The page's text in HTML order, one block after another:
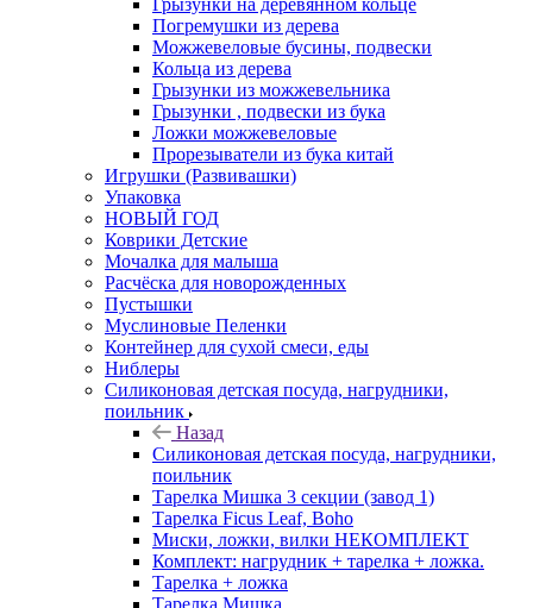
Грызунки на деревянном кольце
Погремушки из дерева
Можжевеловые бусины, подвески
Кольца из дерева
Грызунки из можжевельника
Грызунки , подвески из бука
Ложки можжевеловые
Прорезыватели из бука китай
Игрушки (Развивашки)
Упаковка
НОВЫЙ ГОД
Коврики Детские
Мочалка для малыша
Расчёска для новорожденных
Пустышки
Муслиновые Пеленки
Контейнер для сухой смеси, еды
Ниблеры
Силиконовая детская посуда, нагрудники,
поильник
Назад
Силиконовая детская посуда, нагрудники,
поильник
Тарелка Мишка 3 секции (завод 1)
Тарелка Ficus Leaf, Boho
Миски, ложки, вилки НЕКОМПЛЕКТ
Комплект: нагрудник + тарелка + ложка.
Тарелка + ложка
Тарелка Мишка